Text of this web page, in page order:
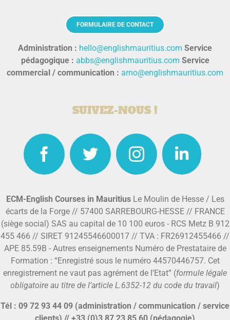
FORMULAIRE DE CONTACT
Administration : hello@englishmauritius.com Service
pédagogique : abbs@englishmauritius.com Service
commercial / communication : arno@englishmauritius.com
SUIVEZ-NOUS !
ECM-English Courses in MauritiusLe Moulin de Hesse / Les
écarts de la Forge // 57400 SARREBOURG-HESSE // FRANCE
(siège social) SAS au capital de 10 100 euros - RCS Metz B 912
455 466 // SIRET 91245546600017 // TVA : FR26912455466 //
APE 85.59B - Autres enseignements Numéro de Prestataire de
Formation : “Enregistré sous le numéro 44570446757. Cet
enregistrement ne vaut pas agrément de l’Etat” (formule légale
obligatoire au titre de l’article L.6352-12 du code du travail)
Tél : 09 72 93 44 09 (administration / communication / service